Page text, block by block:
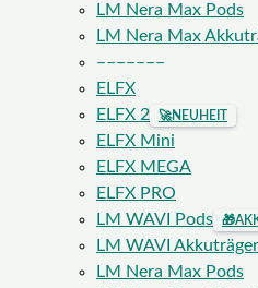
LM Nera Max Pods
LM Nera Max
–––––––
ELFX
ELFX 2
🚀NEUHEIT
ELFX Mini
ELFX MEGA
ELFX PRO
LM WAVI Pods
🎁
LM WAVI Akkuträger
LM Nera Max Pods